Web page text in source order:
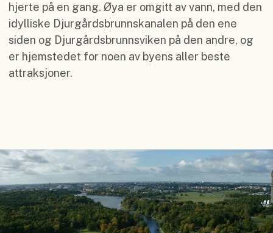
hjerte på en gang. Øya er omgitt av vann, med den
idylliske Djurgårdsbrunnskanalen på den ene
siden og Djurgårdsbrunnsviken på den andre, og
er hjemstedet for noen av byens aller beste
attraksjoner.